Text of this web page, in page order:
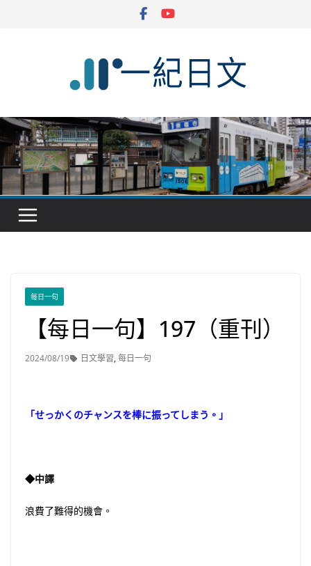
每日一句
【每日一句】197（重刊）
2024/08/19 日文學習,每日一句
「せっかくのチャンスを棒に振ってしまう。」
◆中譯
浪費了難得的機會。